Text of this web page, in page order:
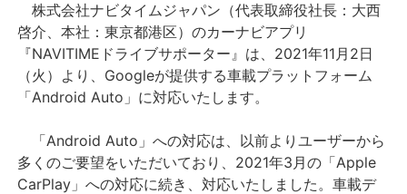
採用情報
English
株式会社ナビタイムジャパン（代表取締役社長：大西
啓介、本社：東京都港区）のカーナビアプリ
『NAVITIMEドライブサポーター』は、2021年11月2日
（火）より、Googleが提供する車載プラットフォーム
「Android Auto」に対応いたします。
「Android Auto」への対応は、以前よりユーザーから
多くのご要望をいただいており、2021年3月の「Apple
CarPlay」への対応に続き、対応いたしました。車載デ